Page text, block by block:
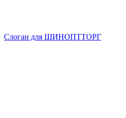
Слоган для ШИНОПТТОРГ